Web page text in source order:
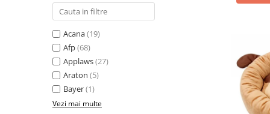
Hrana Umeda Caini
Taste of the Wild
Inaba Churu
Nature's Protection Superior Care
Nature's Protection
Nature's Protection
Acana(19)
Afp(68)
Applaws(27)
Araton (5)
Bayer(1)
Vezi mai multe